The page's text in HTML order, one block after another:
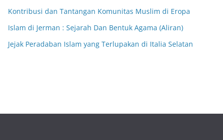
Kontribusi dan Tantangan Komunitas Muslim di Eropa
Islam di Jerman : Sejarah Dan Bentuk Agama (Aliran)
Jejak Peradaban Islam yang Terlupakan di Italia Selatan